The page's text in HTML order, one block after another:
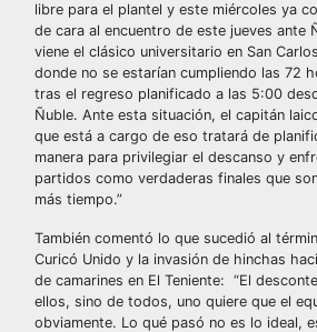
libre para el plantel y este miércoles ya
de cara al encuentro de este jueves ante
viene el clásico universitario en San
donde no se estarían cumpliendo las 72
tras el regreso planificado a las 5:00
Ñuble. Ante esta situación, el capitán
que está a cargo de eso tratará de
manera para privilegiar el descanso y
partidos como verdaderas finales que
más tiempo.”
También comentó lo que sucedió al
Curicó Unido y la invasión de hinchas
de camarines en El Teniente: “El
ellos, sino de todos, uno quiere que el
obviamente. Lo qué pasó no es lo ideal,